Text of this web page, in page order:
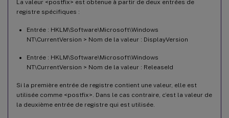
La valeur <postfix> est obtenue à partir de deux entrées de
registre spécifiques :
Entrée : HKLM\Software\Microsoft\Windows
NT\CurrentVersion > Nom de la valeur : DisplayVersion
Entrée : HKLM\Software\Microsoft\Windows
NT\CurrentVersion > Nom de la valeur : ReleaseId
Si la première entrée de registre contient une valeur, elle est
utilisée comme <postfix>. Dans le cas contraire, c’est la valeur de
la deuxième entrée de registre qui est utilisée.